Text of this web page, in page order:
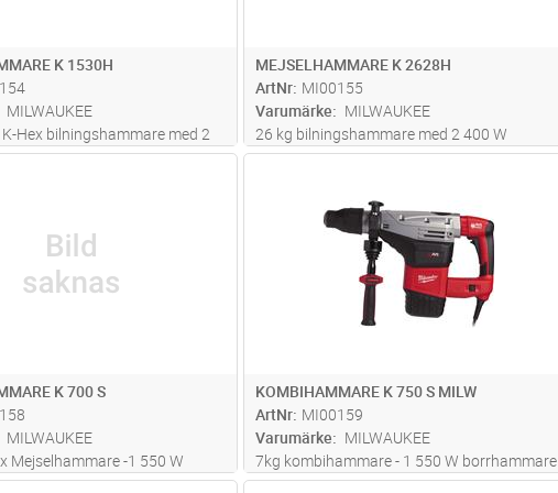
K 1530H
MILWAUKEE
Hex bilningshammare med 2
och slagkraft upp till 39 J.
...läs mer
MEJSELHAMMARE K 2628H
ArtNr MI00155
Varumärke
MILWAUKEE
26 kg bilningshammare med 2 400 W
kolborstfri motor. Slagstyrka på 64 J för att
Antivibrationsteknik som gör att användaren
kan arbeta hela dagen utan att nå farliga
K 700 S
MILWAUKEE
Mejselhammare -1 550 W
med antivibrationssystem
KOMBIHAMMARE K 750 S MILW
ArtNr MI00159
Varumärke
MILWAUKEE
7kg kombihammare - 1 550 W borrhammare
med antivibrationssystem och Softgrip på